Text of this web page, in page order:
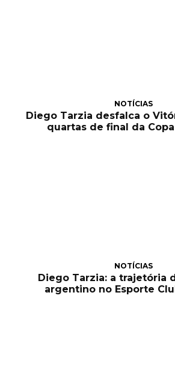
NOTÍCIAS
Diego Tarzia desfalca o
quartas de final da Copa
NOTÍCIAS
Diego Tarzia: a trajetória
argentino no Esporte